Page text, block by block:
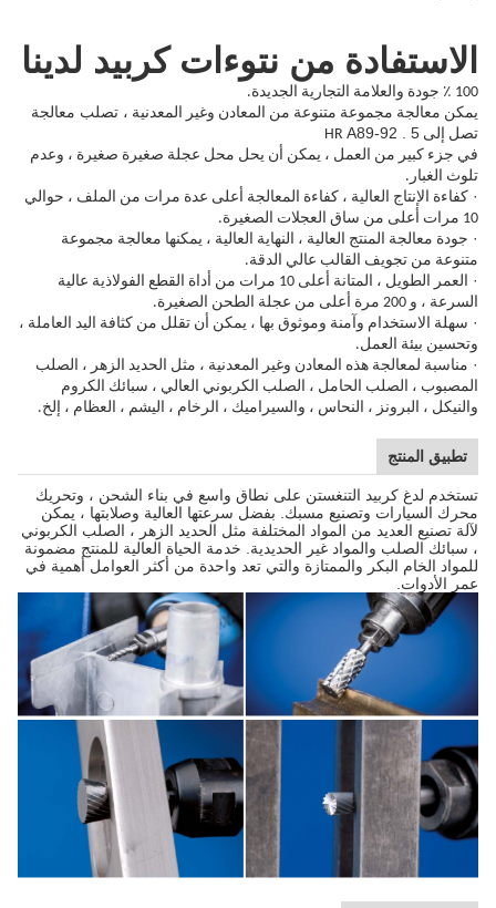
الاستفادة من نتوءات كربيد لدينا
100 ٪ جودة والعلامة التجارية الجديدة.
يمكن معالجة مجموعة متنوعة من المعادن وغير المعدنية ، تصلب معالجة
تصل إلى HR
A89-92 . 5
في جزء كبير من العمل ، يمكن أن يحل محل عجلة صغيرة صغيرة ، وعدم
تلوث الغبار.
كفاءة الإنتاج العالية ، كفاءة المعالجة أعلى عدة مرات من الملف ، حوالي
10 مرات أعلى من ساق العجلات الصغيرة.
جودة معالجة المنتج العالية ، النهاية العالية ، يمكنها معالجة مجموعة
متنوعة من تجويف القالب عالي الدقة.
العمر الطويل ، المتانة أعلى 10 مرات من أداة القطع الفولاذية عالية
السرعة ، و 200 مرة أعلى من عجلة الطحن الصغيرة.
سهلة الاستخدام وآمنة وموثوق بها ، يمكن أن تقلل من كثافة اليد العاملة ،
وتحسين بيئة العمل.
مناسبة لمعالجة هذه المعادن وغير المعدنية ، مثل الحديد الزهر ، الصلب
المصبوب ، الصلب الحامل ، الصلب الكربوني العالي ، سبائك الكروم
والنيكل ، البرونز ، النحاس ، والسيراميك ، الرخام ، اليشم ، العظام ، إلخ.
تطبيق المنتج
تستخدم لدغ كربيد التنغستن على نطاق واسع في بناء الشحن ، وتحريك
محرك السيارات وتصنيع مسبك.
بفضل سرعتها العالية وصلابتها ، يمكن
لآلة تصنيع العديد من المواد المختلفة مثل الحديد الزهر ، الصلب الكربوني
، سبائك الصلب والمواد غير الحديدية.
خدمة الحياة العالية للمنتج مضمونة
للمواد الخام البكر والممتازة والتي تعد واحدة من أكثر العوامل أهمية في
عمر الأدوات.